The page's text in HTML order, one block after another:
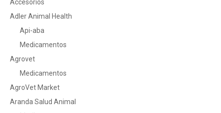
Accesorios
Adler Animal Health
Api-aba
Medicamentos
Agrovet
Medicamentos
AgroVet Market
Aranda Salud Animal